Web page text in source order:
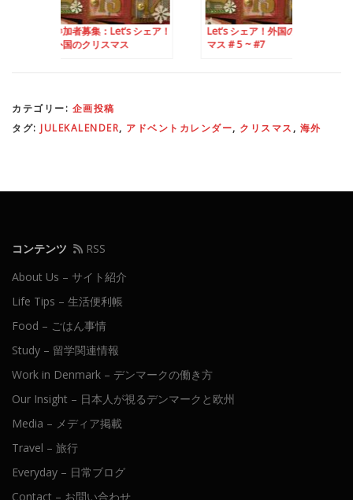
Let’s シェア！
Let’s シェア！外国のクリス
マス # 5 ~ #7
Let’s シェア！外国
マス #7 #8 #10
カテゴリー: 企画投稿
タグ: JULEKALENDER, アドベントカレンダー, クリスマス , 海外
コンテンツ
RSS
About Us – サイト紹介
Life Tips – 生活便利帳
Food – ごはん事情
Study – 留学関連情報
Work in Denmark – デンマークの働き方
Our Insight – 日本人が視るデンマークと欧州
Media – メディア掲載
Travel – 旅行
Everyday – 日常ブログ
Contact – お問い合わせ